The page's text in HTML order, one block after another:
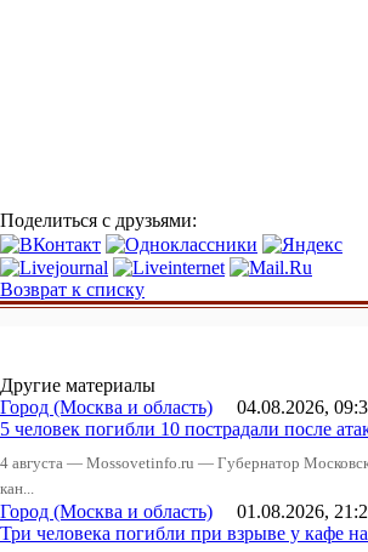
Поделиться с друзьями:
Возврат к списку
Другие материалы
Город (Москва и область) 04.08.2026,
5 человек погибли 10 пострадали после
4 августа — Mossovetinfo.ru — Губернатор
кан...
Город (Москва и область) 01.08.2026,
Три человека погибли при взрыве у